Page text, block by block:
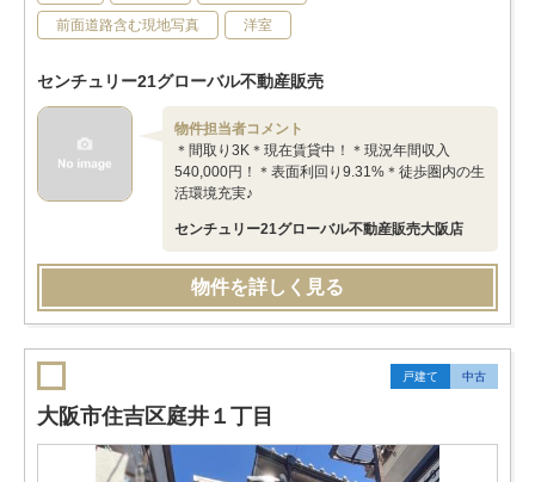
前面道路含む現地写真 洋室
センチュリー21グローバル不動産販売
物件担当者コメント
＊間取り3K＊現在賃貸中！＊現況年間収入
540,000円！＊表面利回り9.31%＊徒歩圏内の生
活環境充実♪
センチュリー21グローバル不動産販売大阪店
物件を詳しく見る
戸建て 中古
大阪市住吉区庭井１丁目